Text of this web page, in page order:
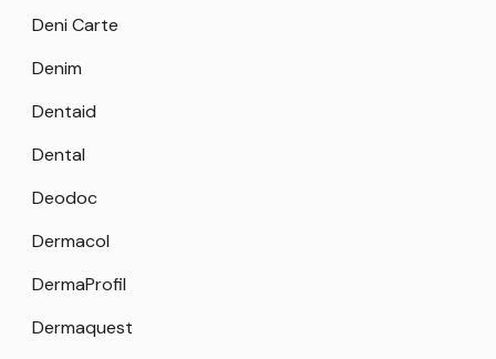
Deni Carte
Denim
Dentaid
Dental
Deodoc
Dermacol
DermaProfil
Dermaquest